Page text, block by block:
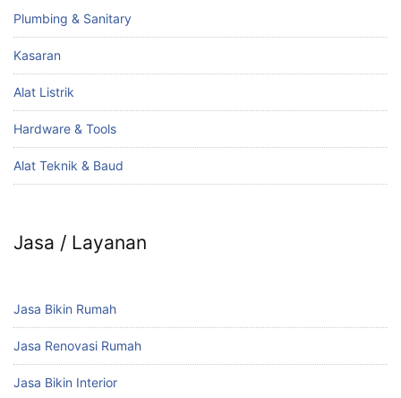
Plumbing & Sanitary
Kasaran
Alat Listrik
Hardware & Tools
Alat Teknik & Baud
Jasa / Layanan
Jasa Bikin Rumah
Jasa Renovasi Rumah
Jasa Bikin Interior